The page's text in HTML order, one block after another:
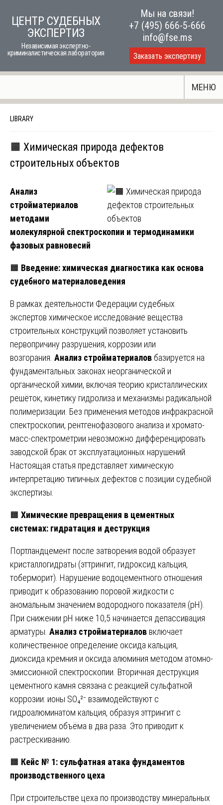
ЦЕНТР СУДЕБНЫХ
ЭКСПЕРТИЗ
Независимая экспертно-
криминалистическая лаборатория
Мы на связи!
+7 (495) 666-5-666
info@fse.ms
Заказать экспертизу
МЕНЮ
LIBRARY
🟧 Химическая природа дефектов
строительных объектов
Анализ
стройматериалов
методами
молекулярной спектроскопии и термодинамики
фазовых равновесий
🟧 Введение: химическая диагностика как основа
судебного материаловедения
В рамках деятельности Федерации судебных
экспертов химическое исследование вещества
строительных конструкций позволяет установить
первопричину разрушения, коррозии или
возгорания. Анализ стройматериалов базируется на
фундаментальных законах неорганической и
органической химии, включая теорию кристаллических
решёток, кинетику гидролиза и механизмы радикальной
полимеризации. Без применения методов инфракрасной
спектроскопии, рентгенофазового анализа и хромато-
масс-спектрометрии невозможно дифференцировать
заводской брак от эксплуатационных нарушений.
Настоящая статья представляет химическую
интерпретацию типичных дефектов с позиции судебной
экспертизы.
🟧 Химические превращения в цементных
системах: гидратация и деструкция
Портландцемент после затворения водой образует
кристаллогидраты (эттрингит, гидроксид кальция,
тоберморит). Нарушение водоцементного отношения
приводит к образованию поровой жидкости с
аномальным значением водородного показателя (pH).
При снижении pH ниже 10,5 начинается депассивация
арматуры. Анализ стройматериалов включает
количественное определение оксида кальция,
диоксида кремния и оксида алюминия методом атомно-
эмиссионной спектроскопии. Вторичная деструкция
цементного камня связана с реакцией сульфатной
коррозии: ионы SO₄²⁻ взаимодействуют с
гидроалюминатом кальция, образуя эттрингит с
увеличением объёма в два раза. Это приводит к
растрескиванию.
🟧 Кейс № 1: сульфатная атака фундаментов
производственного цеха
При строительстве цеха по производству минеральных